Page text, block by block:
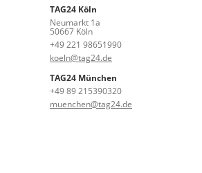
TAG24 Köln
Neumarkt 1a
50667 Köln
+49 221 98651990
koeln@tag24.de
TAG24 München
+49 89 215390320
muenchen@tag24.de